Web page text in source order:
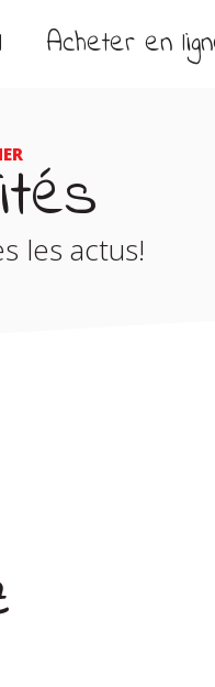
Acheter en
les actus!